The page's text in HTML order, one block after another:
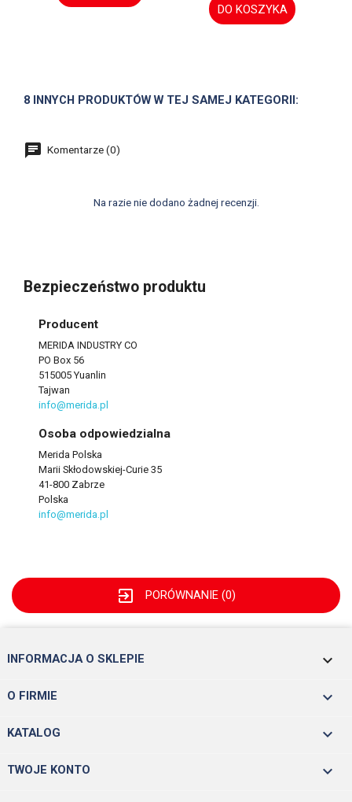
DO KOSZYKA
8 INNYCH PRODUKTÓW W TEJ SAMEJ KATEGORII:
Komentarze (0)
Na razie nie dodano żadnej recenzji.
Bezpieczeństwo produktu
Producent
MERIDA INDUSTRY CO
PO Box 56
515005 Yuanlin
Tajwan
info@merida.pl
Osoba odpowiedzialna
Merida Polska
Marii Skłodowskiej-Curie 35
41-800 Zabrze
Polska
info@merida.pl
exit_to_app PORÓWNANIE (0)
INFORMACJA O SKLEPIE keyboard_arrow_down
O FIRMIE 
KATALOG 
TWOJE KONTO 